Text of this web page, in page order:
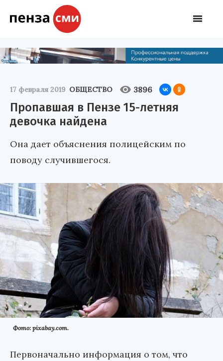
17 февраля 2019 ОБЩЕСТВО 3896
Пропавшая в Пензе 15-летняя
девочка найдена
Она дает объяснения полицейским по
поводу случившегося.
Фото: pixabay.com.
Первоначально информация о том, что